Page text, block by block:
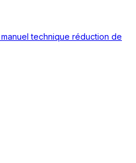
technique réduction de